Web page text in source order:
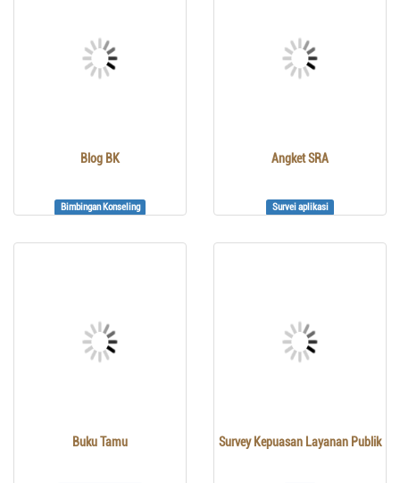
Blog BK
Bimbingan Konseling
Angket SRA
Survei aplikasi
Buku Tamu Survey Kepuasan Layanan Publik